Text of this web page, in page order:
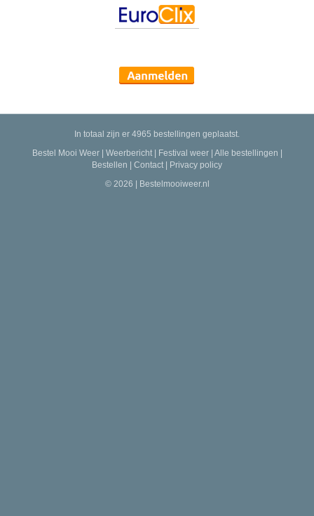
In totaal zijn er 4965 bestellingen geplaatst.
Bestel Mooi Weer| Weerbericht| Festival weer| Alle bestellingen
Bestellen
Contact
Privacy policy
© 2026 | Bestelmooiweer.nl